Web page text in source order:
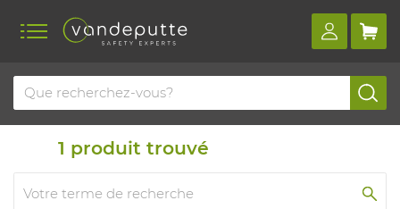
Home Produits Produits
1 produit trouvé